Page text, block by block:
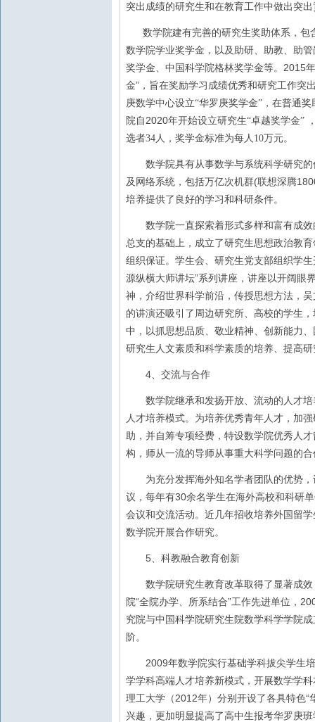
突出成绩的研究生和在教育工作中做出突
数学院建有完善的研究生奖助体系，
数学院学业奖学金，以及助研、助教、助
奖学金、中国科学院格林奖学金等。 2015
金”，旨在奖励学习成绩优秀和研究工作突
庚数学中心设立“华罗庚奖学金”，在普通
院自 2020年开始设立研究生“卓越奖学金”
选者34人，奖学金标准为每人10万元。
数学院具有从事数学与系统科学研究的
及网络系统，包括万亿次机群(联想深腾
培养提供了良好的学习和科研条件。
数学院一直探索着形式多样和富有成效
总支的基础上，成立了研究生思想政治教
组织保证。学生会、研究生党支部组织学
源纵横大师讲坛”系列讲座，讲座以开阔眼
神，介绍世界科学前沿，传授思想方法，
的讲演还吸引了周边研究所、高校的学生
中，以抓思想品质、敬业精神、创新能力
研究生人文素质和科学素质的培养、提高
4、交流与合作
数学院继承和发扬开放、流动的人才培
人才培养模式。为培养优秀青年人才，加
助，并自筹专项经费，特设数学院优秀人
构，师从一流的导师从事重大科学问题的合
为充分发挥海外知名学者团队的优势，
议，每年有30余名学生在海外高校和科研
会议和交流活动。近几年招收培养外国留学
数学院开展合作研究。
5、科教融合教育创新
数学院研究生教育改革取得了显著成效
院“全院办学、所系结合”工作先进单位，
究院与中国科学院研究生院数学科学学院成
阶。
2009年数学院实行基础学科拔尖学生
学学科高端人才培养新模式，开展数学学
理工大学（ 2012年）分别开设了各具特色“
兴趣，更加明显提高了高中生报考华罗庚